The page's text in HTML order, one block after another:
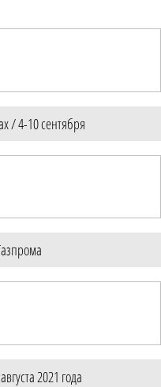
/ 4-10 сентября
2021 года